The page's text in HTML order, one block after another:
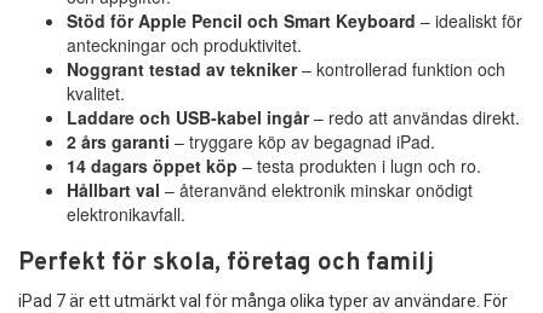
Stöd för Apple Pencil och Smart Keyboard – idealiskt för
anteckningar och produktivitet.
Noggrant testad av tekniker– kontrollerad funktion och
kvalitet.
Laddare och USB-kabel ingår– redo att användas direkt.
2 års garanti – tryggare köp av begagnad iPad.
14 dagars öppet köp – testa produkten i lugn och ro.
Hållbart val – återanvänd elektronik minskar onödigt
elektronikavfall.
Perfekt för skola, företag och familj
iPad 7 är ett utmärkt val för många olika typer av användare. För